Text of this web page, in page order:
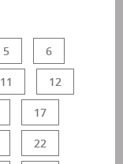
5 6
11 12
17
22